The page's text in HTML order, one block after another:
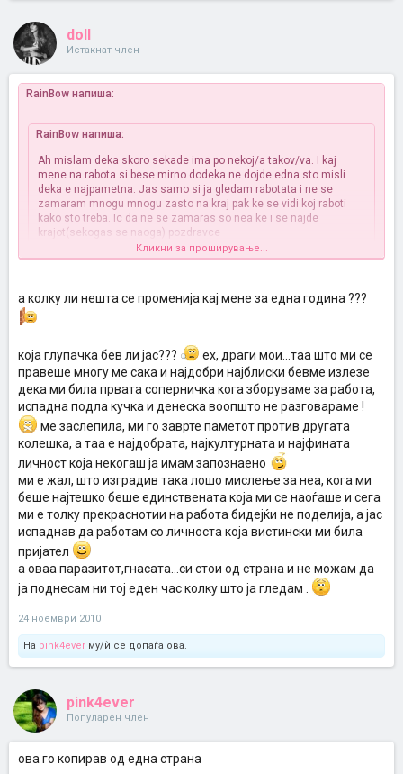
doll
Истакнат член
RainBow напиша:
RainBow напиша:
Ah mislam deka skoro sekade ima po nekoj/a takov/va. I kaj
mene na rabota si bese mirno dodeka ne dojde edna sto misli
deka e najpametna. Jas samo si ja gledam rabotata i ne se
zamaram mnogu mnogu zasto na kraj pak ke se vidi koj raboti
kako sto treba. Ic da ne se zamaras so nea ke i se najde
krajot(sekogas se naoga) pozdravce
место. Е затоа не треба да се љубомори, туку треба да гледаш да
се надоградуваш и да бидеш најдобар, а не да се замараш со
Кликни за проширување...
а колку ли нешта се променија кај мене за една година ???
која глупачка бев ли јас???
ех, драги мои...таа што ми се
правеше многу ме сака и најдобри најблиски бевме излезе
дека ми била првата соперничка кога зборуваме за работа,
испадна подла кучка и денеска воопшто не разговараме !
ме заслепила, ми го заврте паметот против другата
колешка, а таа е најдобрата, најкултурната и најфината
личност која некогаш ја имам запознаено
ми е жал, што изградив така лошо мислење за неа, кога ми
беше најтешко беше единствената која ми се наоѓаше и сега
ми е толку прекраснотии на работа бидејќи не поделија, а јас
испаднав да работам со личноста која вистински ми била
пријател
а оваа паразитот,гнасата...си стои од страна и не можам да
ја поднесам ни тој еден час колку што ја гледам .
24 ноември 2010
На pink4ever му/ѝ се допаѓа ова.
pink4ever
Популарен член
ова го копирав од една страна